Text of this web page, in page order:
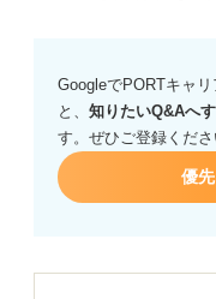
GoogleでPORTキャ
と、 知りたいQ&Aへ
す。ぜひご登録くださ
優